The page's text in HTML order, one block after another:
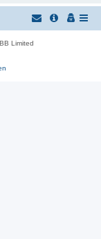
Limited